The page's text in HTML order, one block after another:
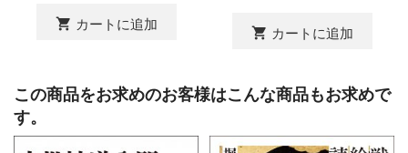
shopping_cart カートに追加 shopping_cart カートに追加
この商品をお求めのお客様はこんな商品もお求めで
す。